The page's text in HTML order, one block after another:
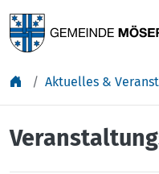
Aktuelles &